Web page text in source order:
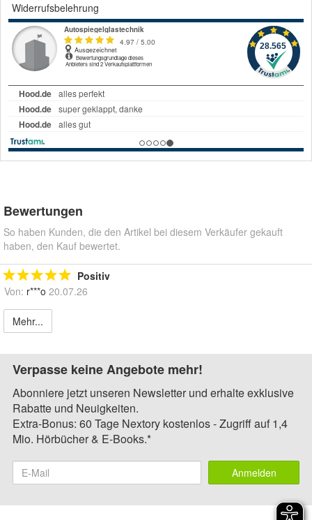
Widerrufsbelehrung
Bewertungen
So haben Kunden, die den Artikel bei diesem Verkäufer gekauft
haben, den Kauf bewertet.
Positiv
Von: r***o 20.07.26
Mehr...
Verpasse keine Angebote mehr!
Abonniere jetzt unseren Newsletter und erhalte exklusive
Rabatte und Neuigkeiten.
Extra-Bonus: 60 Tage Nextory kostenlos - Zugriff auf 1,4
Mio. Hörbücher & E-Books.*
Anmelden